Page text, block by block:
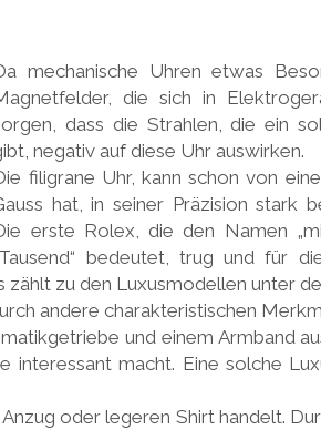
mechanische Uhren etwas
die sich in
dass die Strahlen, die ein
negativ auf diese Uhr auswirken.
filigrane Uhr, kann schon von
hat, in seiner Präzision stark
erste Rolex, die den Namen
bedeutet, trug und für
zählt zu den Luxusmodellen unter
andere charakteristischen
und einem Armband
interessant macht. Eine solche
oder legeren Shirt handelt.